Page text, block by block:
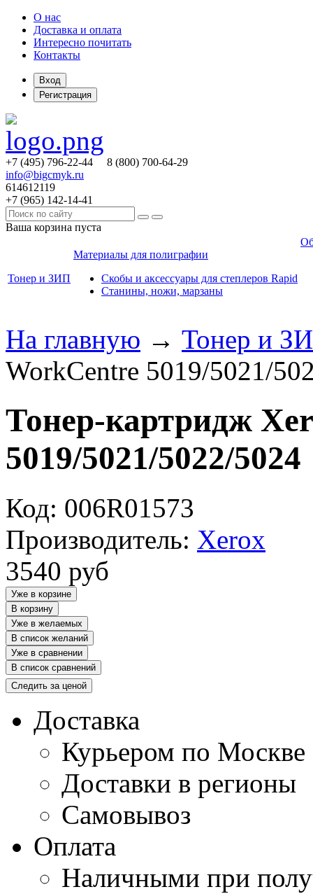
О нас
Доставка и оплата
Интересно почитать
Контакты
Вход
Регистрация
+7 (495) 796-22-44 8 (800) 700-64-29
info@bigcmyk.ru
614612119
+7 (965) 142-14-41
Ваша корзина пуста
Тонер и ЗИП
Материалы для полиграфии
Скобы и аксессуары для степлеров Rapid
Станины, ножи, марзаны
На главную → Тонер и
WorkCentre 5019/5021/
Тонер-картридж
5019/5021/5022/5024
Код: 006R01573
Производитель: Xerox
3540 руб
Уже в корзине
В корзину
Уже в желаемых
В список желаний
Уже в сравнении
В список сравнений
Следить за ценой
Доставка
Курьером по Москве
Доставки в регионы
Самовывоз
Оплата
Наличными при